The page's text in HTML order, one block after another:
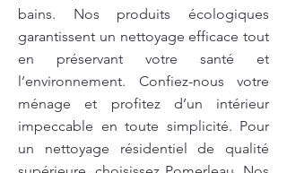
bains. Nos produits écologiques
garantissent un nettoyage efficace tout
en préservant votre santé et
l’environnement. Confiez-nous votre
ménage et profitez d’un intérieur
impeccable en toute simplicité. Pour
un nettoyage résidentiel de qualité